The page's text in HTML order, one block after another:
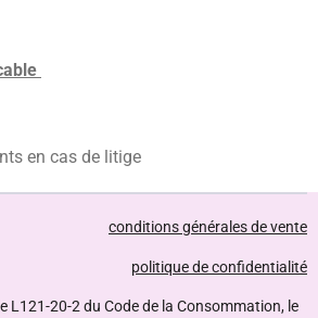
en cas de litige
conditions générales de vente
politique de confidentialité
L121-20-2 du Code de la Consommation, le